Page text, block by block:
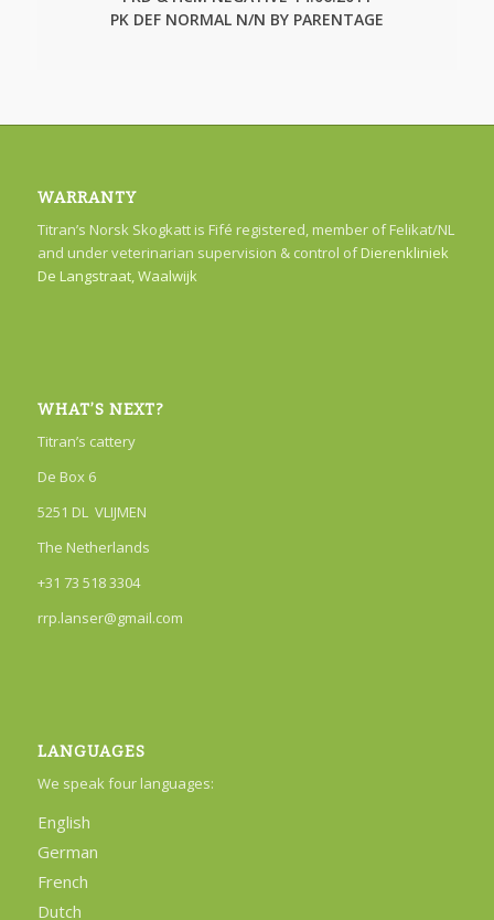
PK DEF NORMAL N/N BY PARENTAGE
WARRANTY
Titran’s Norsk Skogkatt is Fifé registered, member of Felikat/NL
and under veterinarian supervision & control ofDierenkliniek
De Langstraat, Waalwijk
WHAT’S NEXT?
Titran’s cattery
De Box 6
5251 DL VLIJMEN
The Netherlands
+31 73 518 3304
rrp.lanser@gmail.com
LANGUAGES
We speak four languages:
English
German
French
Dutch